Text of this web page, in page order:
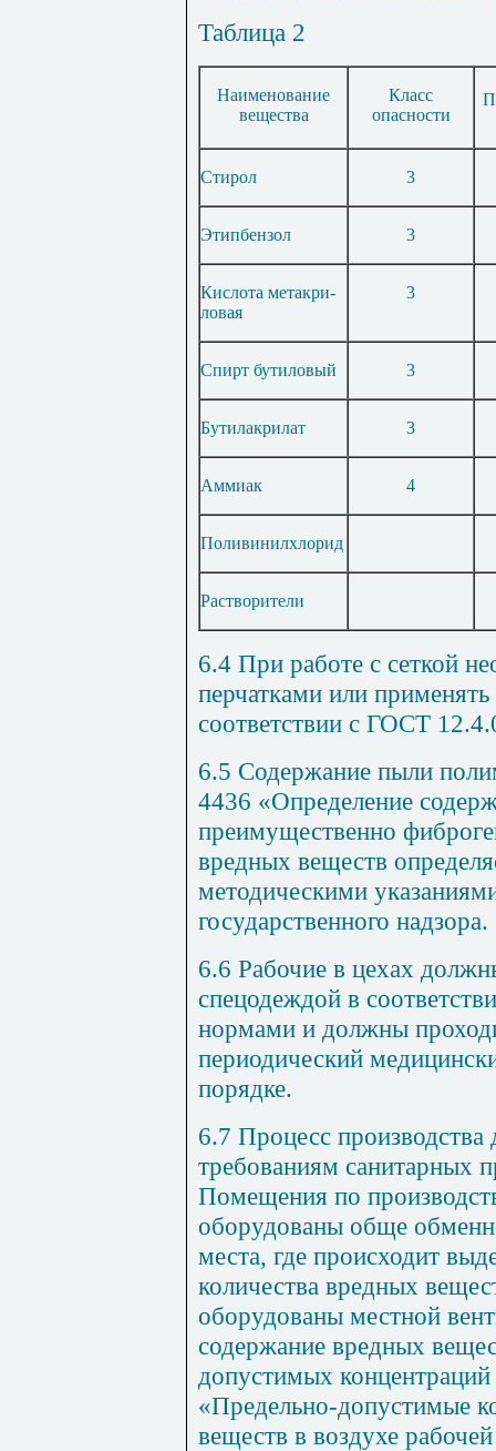
Таблица 2
Наименование
вещества
Класс
опасности
Стирол 3
Этипбензол 3
Кислота метакри-
ловая
3
Спирт бутиловый 3
Бутилакрилат 3
Аммиак 4
Поливинилхлорид
Растворители
6.4 При работе с сеткой
перчатками или
соответствии с ГОСТ
6.5 Содержание пыли
4436 «Определение
преимущественно
вредных веществ
методическими
государственного надзора.
6.6 Рабочие в цехах
спецодеждой в
нормами и должны
периодический
порядке.
6.7 Процесс производства
требованиям санитарных
Помещения по
оборудованы обще
места, где происходит
количества вредных
оборудованы местной
содержание вредных
допустимых
«Предельно-допустимые
веществ в воздухе